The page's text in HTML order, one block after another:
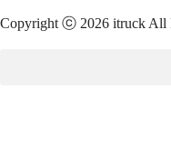
Copyright ⓒ 2026 itruck All